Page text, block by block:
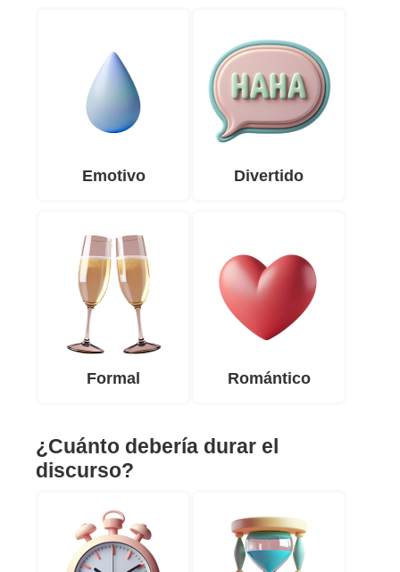
Emotivo Divertido
Formal Romántico
¿Cuánto debería durar el
discurso?